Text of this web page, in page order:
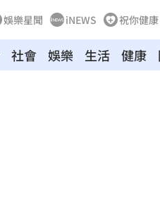
娛樂星聞 iNEWS 祝你健康
社會 娛樂 生活 健康